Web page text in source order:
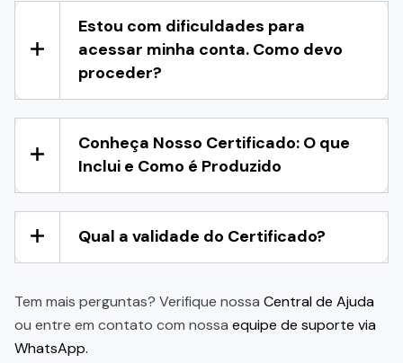
Estou com dificuldades para
acessar minha conta. Como devo
proceder?
Conheça Nosso Certificado: O que
Inclui e Como é Produzido
Qual a validade do Certificado?
Tem mais perguntas? Verifique nossa Central de Ajuda
ou entre em contato com nossa equipe de suporte via
WhatsApp.